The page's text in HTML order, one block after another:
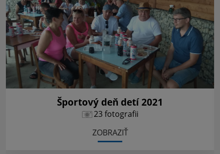
Športový deň detí 2021
23 fotografii
ZOBRAZIŤ